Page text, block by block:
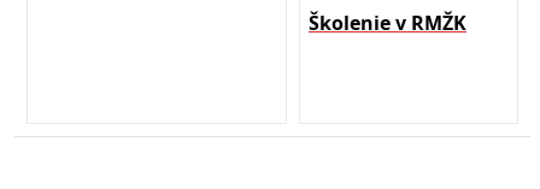
Školenie v RMŽK